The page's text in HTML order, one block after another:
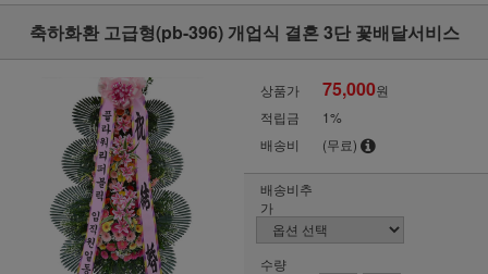
축하화환 고급형(pb-396) 개업식 결혼 3단 꽃배달서비스
상품가 75,000원
적립금
1%
배송비
(무료)
배송비추
가
수량